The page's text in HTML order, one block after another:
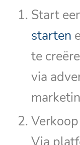
Start
starten
te
via